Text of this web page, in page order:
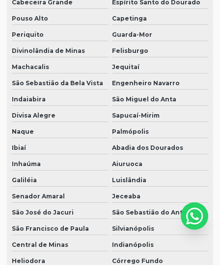
Cabeceira Grande Espírito Santo do Dourado
Pouso Alto Capetinga
Periquito Guarda-Mor
Divinolândia de Minas Felisburgo
Machacalis Jequitaí
São Sebastião da Bela Vista Engenheiro Navarro
Indaiabira São Miguel do Anta
Divisa Alegre Sapucaí-Mirim
Naque Palmópolis
Ibiaí Abadia dos Dourados
Inhaúma Aiuruoca
Galiléia Luislândia
Senador Amaral Jeceaba
São José do Jacuri São Sebastião do Anta
São Francisco de Paula Silvianópolis
Central de Minas Indianópolis
Heliodora Córrego Fundo